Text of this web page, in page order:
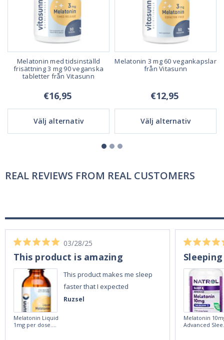
Melatonin med tidsinställd
frisättning 3 mg 90 veganska
tabletter från Vitasunn
€16,95
Välj alternativ
Melatonin 3 mg 60 vegankapslar
från Vitasunn
€12,95
Välj alternativ
REAL REVIEWS FROM REAL CUSTOMERS
Ruzsel
03/28/25
This product is amazing
This product makes me sleep
faster that I expected
Melatonin Liquid
1mg per dose.
Melatonin
Advanced